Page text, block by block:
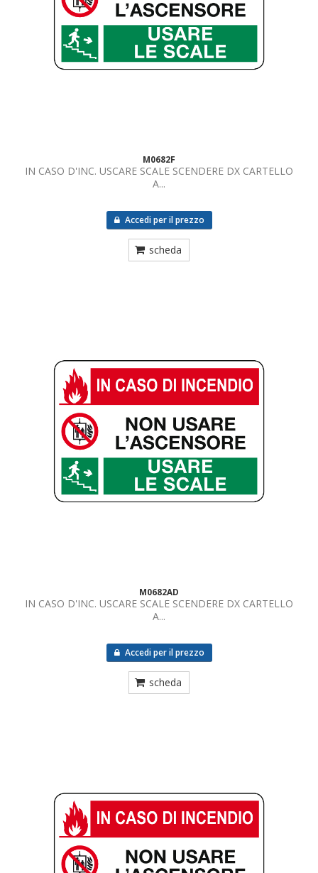
M0682F
IN CASO D'INC. USCARE SCALE SCENDERE DX CARTELLO
A...
Accedi per il prezzo
scheda
M0682AD
IN CASO D'INC. USCARE SCALE SCENDERE DX CARTELLO
A...
Accedi per il prezzo
scheda